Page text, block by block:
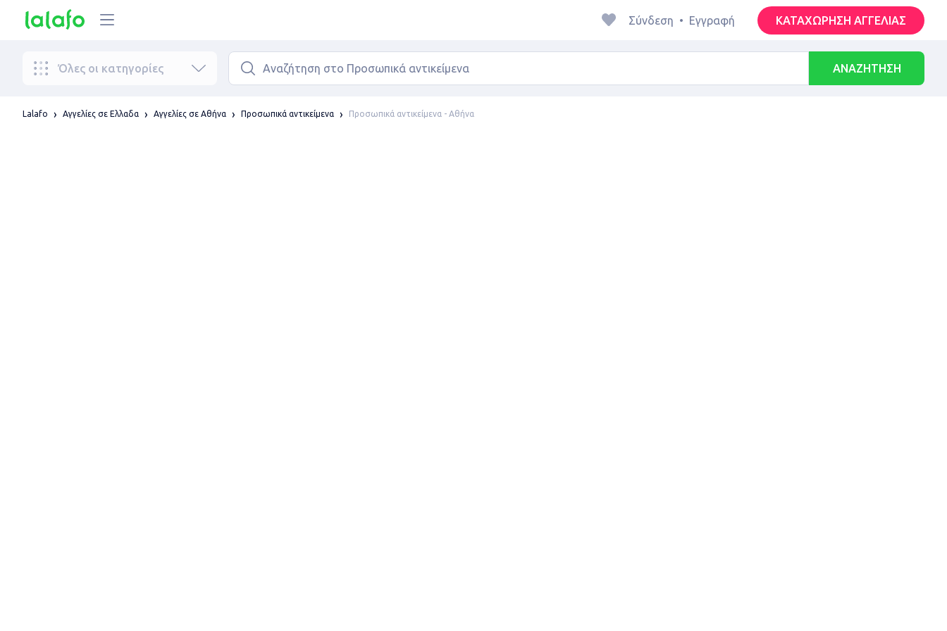
Σύνδεση • Εγγραφή ΚΑΤΑΧΩΡΗΣΗ ΑΓΓΕΛΙΑΣ
Όλες οι κατηγορίες ΑΝΑΖΗΤΗΣΗ
Lalafo Αγγελίες σε Ελλαδα Αγγελίες σε Αθήνα Προσωπικά αντικείμενα Προσωπικά αντικείμενα - Αθήνα